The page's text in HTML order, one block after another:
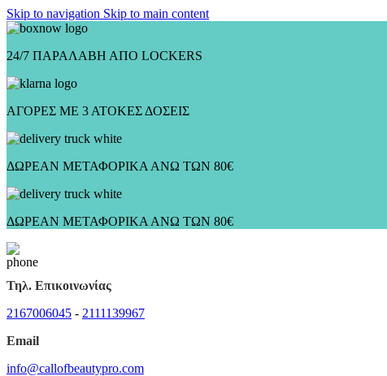
Skip to navigation Skip to main content
24/7 ΠΑΡΑΛΑΒΗ ΑΠΟ LOCKERS
ΑΓΟΡΕΣ ΜΕ 3 ΑΤΟΚΕΣ ΔΟΣΕΙΣ
ΔΩΡΕΑΝ ΜΕΤΑΦΟΡΙΚΑ ΑΝΩ ΤΩΝ 80€
ΔΩΡΕΑΝ ΜΕΤΑΦΟΡΙΚΑ ΑΝΩ ΤΩΝ 80€
Τηλ. Επικοινωνίας
2167006045 - 2111139967
Email
info@callofbeautypro.com